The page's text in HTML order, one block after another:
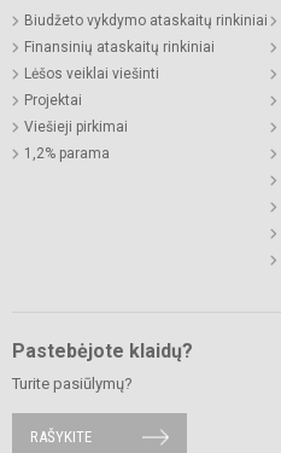
Biudžeto vykdymo ataskaitų rinkiniai
Finansinių ataskaitų rinkiniai
Lėšos veiklai viešinti
Projektai
Viešieji pirkimai
1,2% parama
Pastebėjote klaidų?
Turite pasiūlymų?
RAŠYKITE